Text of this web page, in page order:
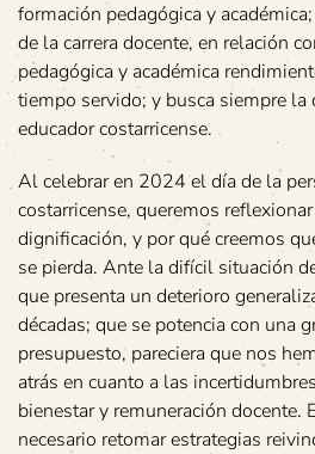
formación pedagógica y
de la carrera docente, en relación
pedagógica y académica
tiempo servido; y busca siempre
educador costarricense.
Al celebrar en 2024 el día de la
costarricense, queremos
dignificación, y por qué creemos
se pierda. Ante la difícil situación
que presenta un deterioro
décadas; que se potencia con una
presupuesto, pareciera que nos
atrás en cuanto a las
bienestar y remuneración docente.
necesario retomar estrategias